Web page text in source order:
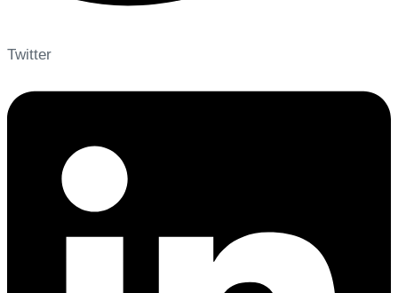
Twitter